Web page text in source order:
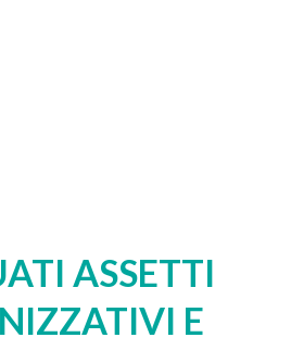
ASSETTI
E